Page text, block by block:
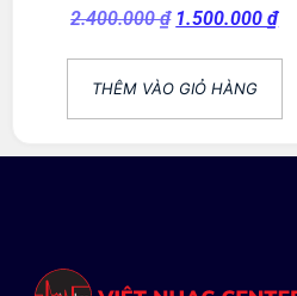
2.400.000₫ 1.500.000₫
THÊM VÀO GIỎ HÀNG